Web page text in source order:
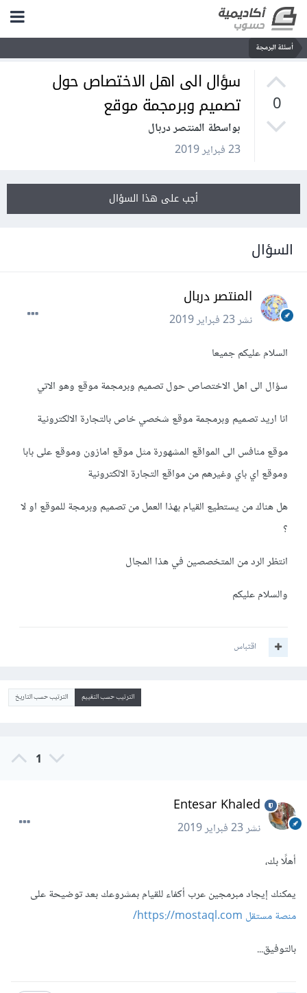
أسئلة البرمجة
0
سؤال الى اهل الاختصاص حول
تصميم وبرمجمة موقع
بواسطة المنتصر دربال
23 فبراير 2019
أجب على هذا السؤال
السؤال
المنتصر دربال
نشر23 فبراير 2019
السلام عليكم جميعا
سؤال الى اهل الاختصاص حول تصميم وبرمجمة موقع وهو الاتي
انا اريد تصميم وبرمجمة موقع شخصي خاص بالتجارة الالكترونية
موقع منافس الى المواقع المشهورة مثل موقع امازون وموقع على بابا
وموقع اي باي وغيرهم من مواقع التجارة الالكترونية
هل هناك من يستطيع القيام بهذا العمل من تصميم وبرمجة للموقع او لا
؟
انتظر الرد من المتخصصين في هذا المجال
والسلام عليكم
اقتباس
الترتيب حسب التقييم الترتيب حسب التاريخ
1
Entesar Khaled
نشر23 فبراير 2019
أهلًا بك،
يمكنك إيجاد مبرمجين عرب أكفاء للقيام بمشروعك بعد توضيحة على
منصة مستقل https://mostaql.com/
بالتوفيق...